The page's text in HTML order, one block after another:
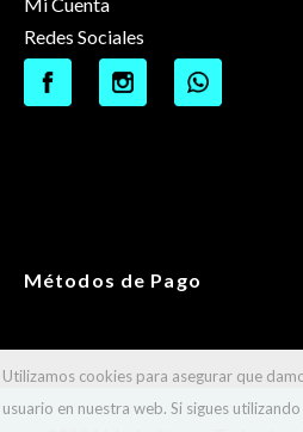
Redes Sociales
Métodos de Pago
Utilizamos cookies para asegurar que
usuario en nuestra web. Si sigues